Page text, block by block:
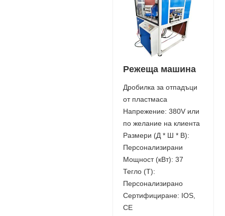
Режеща машина
Дробилка за отпадъци
от пластмаса
Напрежение: 380V или
по желание на клиента
Размери (Д * Ш * В):
Персонализирани
Мощност (кВт): 37
Тегло (T):
Персонализирано
Сертифициране: IOS,
CE